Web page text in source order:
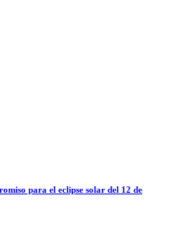
para el eclipse solar del 12 de